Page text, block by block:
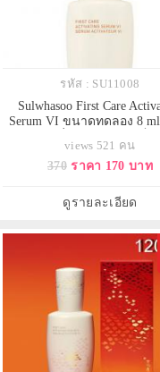
รหัส : SU11008
Sulwhasoo First Care
Serum VI ขนาดทดลอง 8
เซรั่มขั้นตอนแรกในการปรน
ฟื้นบำรุงและลดเลือนริ้วรอย
Technology ช่วยผลัดเซลล์ผิ
เสริมเกราะป้องกันผิวให้ดี
views 521 คน
370 ราคา 170 บาท
ดูรายละเอียด